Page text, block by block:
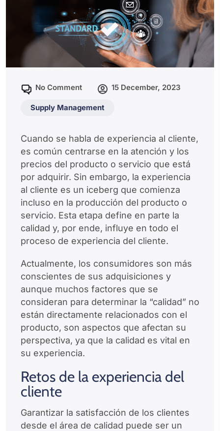
No Comment 15 December, 2023
Supply Management
Cuando se habla de experiencia al cliente,
es común centrarse en la atención y los
precios del producto o servicio que está
por adquirir. Sin embargo, la experiencia
al cliente es un iceberg que comienza
incluso en la producción del producto o
servicio. Esta etapa define en parte la
calidad y, por ende, influye en todo el
proceso de experiencia del cliente.
Actualmente, los consumidores son más
conscientes de sus adquisiciones y
aunque muchos factores que se
consideran para determinar la “calidad” no
están directamente relacionados con el
producto, son aspectos que afectan su
perspectiva, ya que la calidad es vital en
su experiencia.
Retos de la experiencia del
cliente
Garantizar la satisfacción de los clientes
desde el área de calidad puede ser un